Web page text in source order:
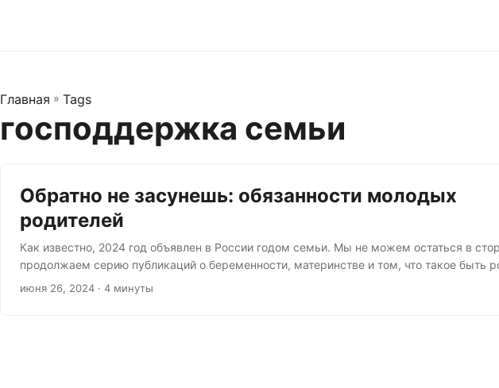
Главная » Tags
господдержка семьи
Обратно не засунешь: обязанности молодых
родителей
Как известно, 2024 год объявлен в России годом семьи. Мы не можем остаться в
продолжаем серию публикаций о беременности, материнстве и том, что такое быть
в России в 21 веке. Сегодня поговорим об обязанностях родителей и правах детей. Дал
июня 26, 2024 · 4 минуты